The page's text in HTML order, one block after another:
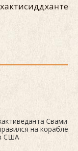
Свами
на корабле
США